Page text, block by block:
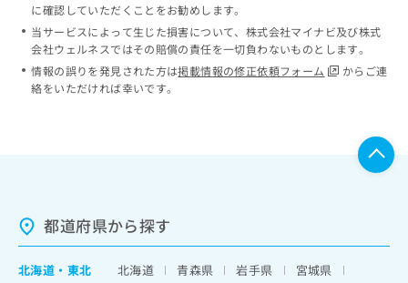
に確認していただくことをお勧めします。
当サービスによって生じた損害について、株式会社マイナビ及び株式
会社ウェルネスではその賠償の責任を一切負わないものとします。
情報の誤りを発見された方は掲載情報の修正依頼フォーム
からご連
絡をいただければ幸いです。
都道府県から探す
北海道 ・ 東北 北海道 青森県 岩手県
宮城県